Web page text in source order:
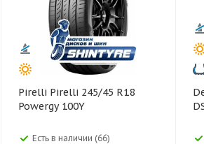
Pirelli Pirelli 245/45 R18
Powergy 100Y
Есть в наличии (66)